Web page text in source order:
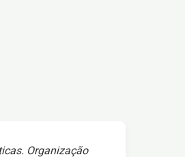
Organização